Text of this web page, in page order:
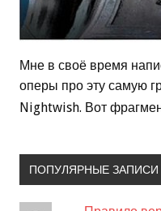
Мне в своё время
оперы про эту самую
Nightwish. Вот
ПОПУЛЯРНЫЕ